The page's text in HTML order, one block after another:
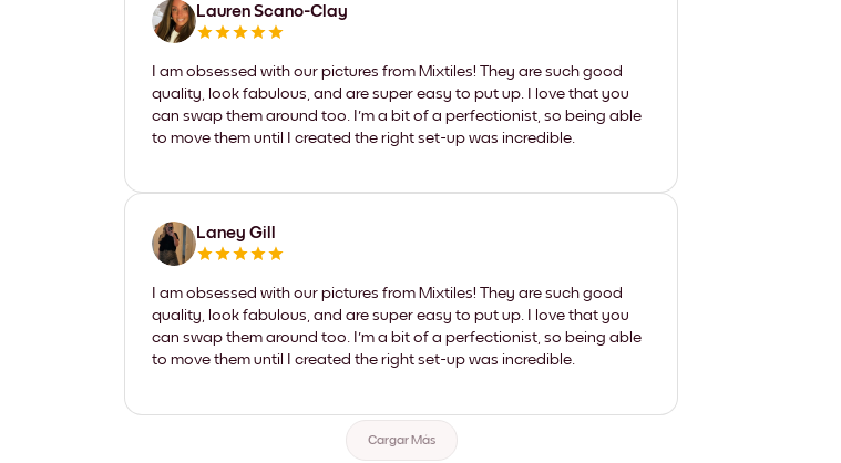
Lauren Scano-Clay
I am obsessed with our pictures from Mixtiles! They are such good
quality, look fabulous, and are super easy to put up. I love that you
can swap them around too. I'm a bit of a perfectionist, so being able
to move them until I created the right set-up was incredible.
Laney Gill
I am obsessed with our pictures from Mixtiles! They are such good
quality, look fabulous, and are super easy to put up. I love that you
can swap them around too. I'm a bit of a perfectionist, so being able
to move them until I created the right set-up was incredible.
Cargar Más